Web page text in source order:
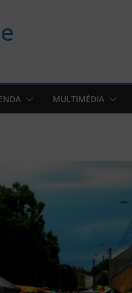
MULTIMÉDIA